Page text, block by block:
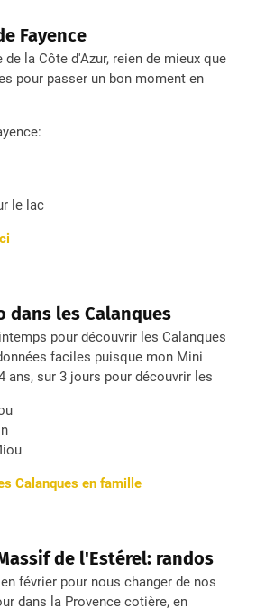
Fayence
la Côte d'Azur, reien de mieux que
pour passer un bon moment en
le lac
dans les Calanques
pour découvrir les Calanques
faciles puisque mon Mini
ans, sur 3 jours pour découvrir les
Calanques en famille
de l'Estérel: randos
février pour nous changer de nos
dans la Provence cotière, en